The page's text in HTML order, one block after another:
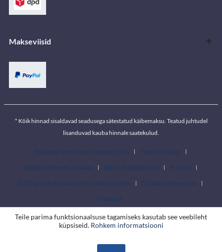
Makseviisid
* Kõik hinnad sisaldavad seadusega sätestatud käibemaksu. Teatud juhtudel
lisanduvad kauba hinnale saatekulud.
Shipping terms and shipping costs
Terms of sales
Validity of terms of sales
Right of withdrawal
Privacy
DPD and Itella parcel terminal locations
Cookie preferences
Contact
Teile parima funktsionaalsuse tagamiseks kasutab see veebileht
küpsiseid. Rohkem informatsiooni